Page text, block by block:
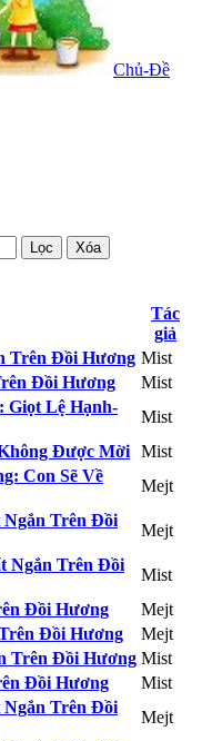
Chủ-Đề
Lọc Xóa
Tác
giả
Trên Đồi Hương Mist
Đồi Hương
Mist
Giọt Lệ Hạnh-
Mist
Được Mời Mist
Con Sẽ Về
Mejt
Ngắn Trên Đồi
Mejt
Ngắn Trên Đồi
Mist
Đồi Hương
Mejt
Đồi Hương
Mejt
Trên Đồi Hương Mist
Đồi Hương
Mist
Ngắn Trên Đồi
Mejt